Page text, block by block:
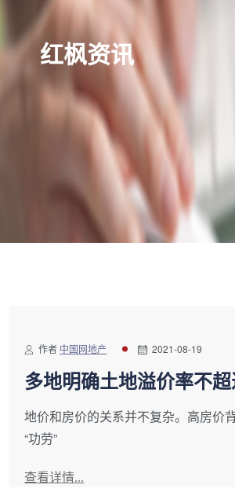
红枫资讯
作者 中国网地产 2021-08-19
多地明确土地溢价率不
地价和房价的关系并不复杂。高房价
“功劳”
查看详情...